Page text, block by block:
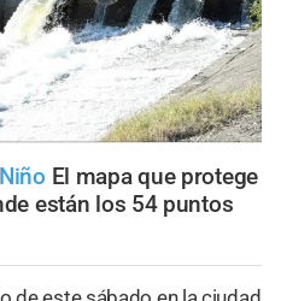
El mapa que protege
están los 54 puntos